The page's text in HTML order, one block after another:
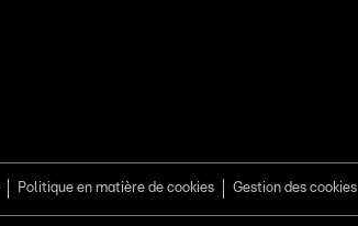
Politique en matière de cookies Gestion des cookies